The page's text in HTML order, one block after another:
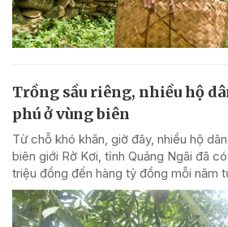
Trồng sầu riêng, nhiều hộ
phú ở vùng biên
Từ chỗ khó khăn, giờ đây, nhiều hộ
biên giới Rờ Kơi, tỉnh Quảng Ngãi đã
triệu đồng đến hàng tỷ đồng mỗi năm